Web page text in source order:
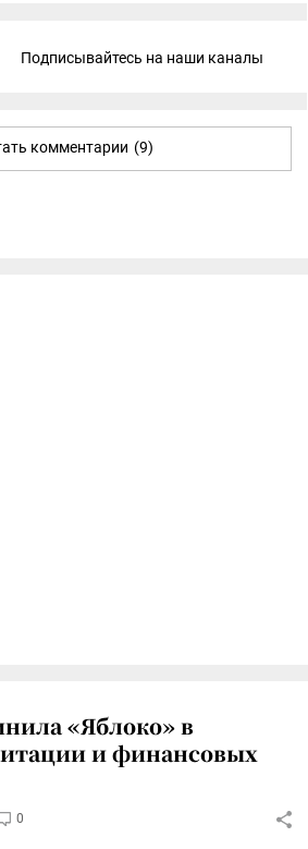
Подписывайтесь на наши каналы
комментарии (9)
«Яблоко» в
и финансовых
0